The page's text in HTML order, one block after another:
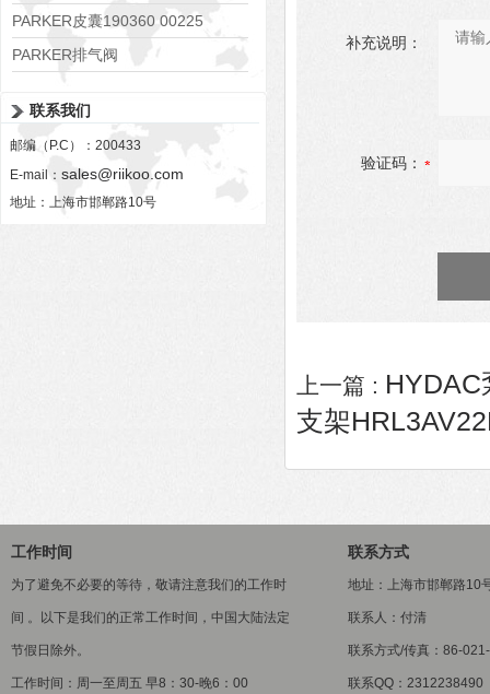
PARKER皮囊190360 00225
PARKER排气阀
联系我们
邮编（P.C）：200433
E-mail： sales@riikoo.com
地址：上海市邯郸路10号
补充说明：
验证码：
上一篇 : HYDAC
支架
工作时间
为了避免不必要的等待，敬请注意我们的工作时
间 。以下是我们的正常工作时间，中国大陆法定
节假日除外。
工作时间：周一至周五 早8：30-晚6：00
联系方式
地址：上海市邯郸路10
联系人：付清
联系方式/传真：86-
联系QQ：2312238490